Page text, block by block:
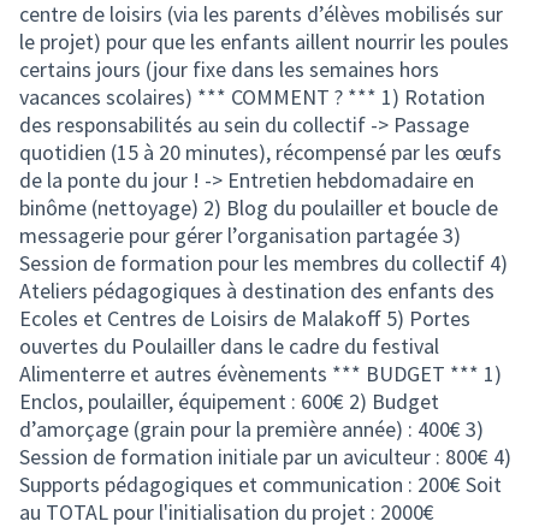
centre de loisirs (via les parents d’élèves mobilisés sur
le projet) pour que les enfants aillent nourrir les poules
certains jours (jour fixe dans les semaines hors
vacances scolaires) *** COMMENT ? *** 1) Rotation
des responsabilités au sein du collectif -> Passage
quotidien (15 à 20 minutes), récompensé par les œufs
de la ponte du jour ! -> Entretien hebdomadaire en
binôme (nettoyage) 2) Blog du poulailler et boucle de
messagerie pour gérer l’organisation partagée 3)
Session de formation pour les membres du collectif 4)
Ateliers pédagogiques à destination des enfants des
Ecoles et Centres de Loisirs de Malakoff 5) Portes
ouvertes du Poulailler dans le cadre du festival
Alimenterre et autres évènements *** BUDGET *** 1)
Enclos, poulailler, équipement : 600€ 2) Budget
d’amorçage (grain pour la première année) : 400€ 3)
Session de formation initiale par un aviculteur : 800€ 4)
Supports pédagogiques et communication : 200€ Soit
au TOTAL pour l'initialisation du projet : 2000€